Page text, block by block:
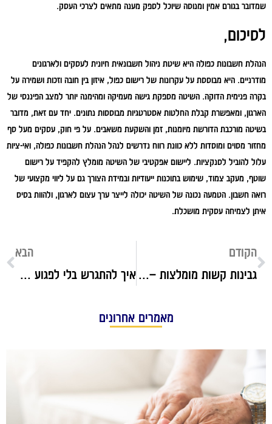
שמדובר בגורם אמין ומנוסה שיוכל לספק מענה מתאים לצרכי העסק.
לסיכום,
הנהלת חשבונות כפולה היא שיטת ניהול חשבונאית חיונית לעסקים ולארגונים
מודרניים. היא מבוססת על עקרונות של רישום כפול, איזון בין חובה וזכות ושמירה על
בקרה פנימית הדוקה. השיטה מספקת גישה מעמיקה ומהימנה יותר למצב הפיננסי של
הארגון, ומאפשרת קבלת החלטות אסטרטגיות מבוססות נתונים. יחד עם זאת, מדובר
בשיטה מורכבת הדורשת מיומנות, זמן והשקעת משאבים. על פי חוק, עסקים מעל סף
מחזור מסוים ומוסדות ללא כוונת רווח נדרשים לנהל הנהלת חשבונות כפולה, ואי-ציות
עלול להוביל לסנקציות. ליישום אפקטיבי של השיטה מומלץ להקפיד על רישום
שוטף, מעקב צמוד, שימוש בתוכנות ייעודיות ובמידת הצורך גם על ליווי מקצועי של
רואה חשבון. הטמעה נכונה של השיטה יכולה לייצר ערך עצום לארגון, ולהוות בסיס
איתן לצמיחה עסקית מושכלת.
הקודם
גבינות קשות מומלצות – סקירה מקיפה
הבא
איך להתגרש בלי לפגוע בילדים? מדריך להורים
מאמרים אחרונים